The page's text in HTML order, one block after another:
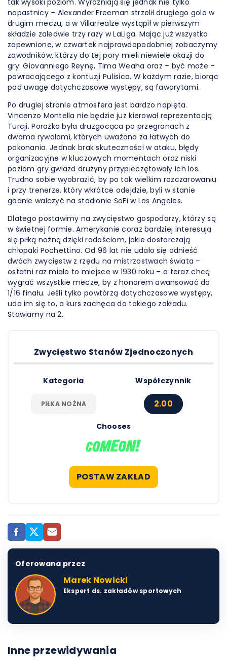
tak wysoki poziom. Wyróżniają się jednak nie tylko
napastnicy – Alexander Freeman strzelił drugiego gola w
drugim meczu, a w Villarrealze wystąpił w pierwszym
składzie zaledwie trzy razy w LaLiga. Mając już wszystko
zapewnione, w czwartek najprawdopodobniej zobaczymy
zawodników, którzy do tej pory mieli niewiele okazji do
gry: Giovanniego Reynę, Tima Weaha oraz – być może –
powracającego z kontuzji Pulisica. W każdym razie, biorąc
pod uwagę dotychczasowe występy, są faworytami.
Po drugiej stronie atmosfera jest bardzo napięta.
Vincenzo Montella nie będzie już kierował reprezentacją
Turcji. Porażka była druzgocąca po przegranach z
dwoma rywalami, których uważano za łatwych do
pokonania. Jednak brak skuteczności w ataku, błędy
organizacyjne w kluczowych momentach oraz niski
poziom gry gwiazd drużyny przypieczętowały ich los.
Trudno sobie wyobrazić, by po tak wielkim rozczarowaniu
i przy trenerze, który wkrótce odejdzie, byli w stanie
godnie walczyć na stadionie SoFi w Los Angeles.
Dlatego postawimy na zwycięstwo gospodarzy, którzy są
w świetnej formie. Amerykanie coraz bardziej interesują
się piłką nożną dzięki radościom, jakie dostarczają
chłopaki Pochettino. Od 96 lat nie udało się odnieść
dwóch zwycięstw z rzędu na mistrzostwach świata –
ostatni raz miało to miejsce w 1930 roku – a teraz chcą
wygrać wszystkie mecze, by z honorem awansować do
1/16 finału. Jeśli tylko powtórzą dotychczasowe występy,
uda im się to, a kurs zachęca do takiego zakładu.
Stawiamy na 2.
Zwycięstwo Stanów Zjednoczonych
POSTAW ZAKŁAD
Kategoria
PIŁKA NOŻNA
Współczynnik
2.00
Chooses
Oferowana przez
Marek Nowicki
Ekspert ds. zakładów sportowych
Inne przewidywania